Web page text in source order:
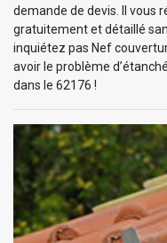
demande de devis. Il vous
gratuitement et détaillé
inquiétez pas Nef
avoir le problème
dans le 62176 !